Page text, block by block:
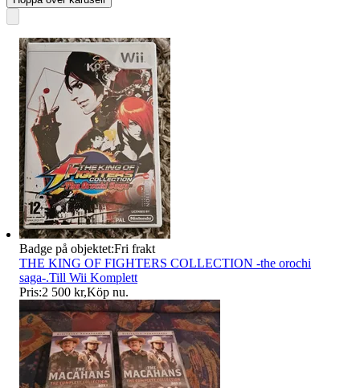
Badge på objektet:Fri frakt
THE KING OF FIGHTERS COLLECTION -the orochi
saga-.Till Wii Komplett
Pris:2 500 kr,Köp nu.